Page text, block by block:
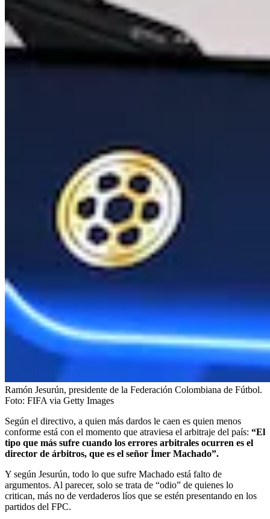
Ramón Jesurún, presidente de la Federación Colombiana de Fútbol.
Foto: FIFA via Getty Images
Según el directivo, a quien más dardos le caen es quien menos
conforme está con el momento que atraviesa el arbitraje del país: “El
tipo que más sufre cuando los errores arbitrales ocurren es el
director de árbitros, que es el señor Ímer Machado”.
Y según Jesurún, todo lo que sufre Machado está falto de
argumentos. Al parecer, solo se trata de “odio” de quienes lo
critican, más no de verdaderos líos que se estén presentando en los
partidos del FPC.